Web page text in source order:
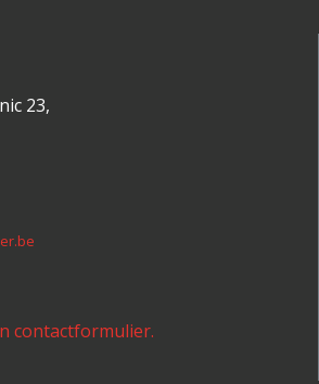
23,
contactformulier.